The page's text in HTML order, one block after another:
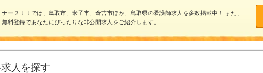
ナースＪＪでは、鳥取市、米子市、倉吉市ほか、鳥取県の看護師求人を多数掲載中！ また、
無料登録であなたにぴったりな非公開求人をご紹介します。
人を探す